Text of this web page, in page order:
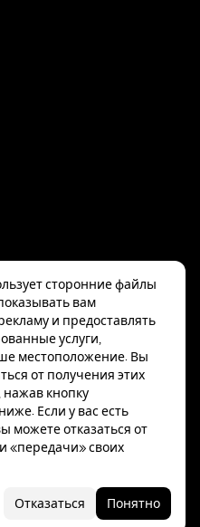
сторонние файлы
вам
и предоставлять
услуги,
местоположение. Вы
от получения этих
кнопку
Если у вас есть
можете отказаться от
«передачи» своих
Отказаться Понятно